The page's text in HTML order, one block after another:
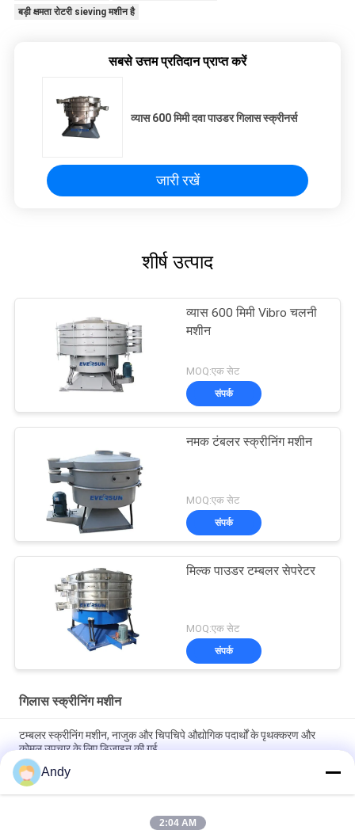
बड़ी क्षमता रोटरी sieving मशीन है
सबसे उत्तम प्रतिदान प्राप्त करें
व्यास 600 मिमी दवा पाउडर गिलास स्क्रीनर्स
जारी रखें
शीर्ष उत्पाद
व्यास 600 मिमी Vibro चलनी
मशीन
MOQ:एक सेट
संपर्क
नमक टंबलर स्क्रीनिंग मशीन
MOQ:एक सेट
संपर्क
मिल्क पाउडर टम्बलर सेपरेटर
MOQ:एक सेट
संपर्क
गिलास स्क्रीनिंग मशीन
टम्बलर स्क्रीनिंग मशीन, नाजुक और चिपचिपे औद्योगिक पदार्थों के पृथक्करण और
कोमल उपचार के लिए डिज़ाइन की गई
टम्बलर स्क्रीनिंग मशीन उद्योग में नाजुक बारीक और चिपचिपा सामग्री के आसान
रखरखाव और कोमल स्क्रीनिंग के लिए डिज़ाइन की गई है
Andy
2:04 AM